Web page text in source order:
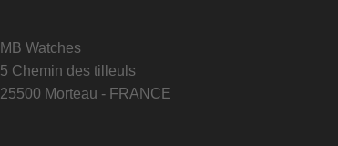
MB Watches
5 Chemin des tilleuls
25500 Morteau - FRANCE